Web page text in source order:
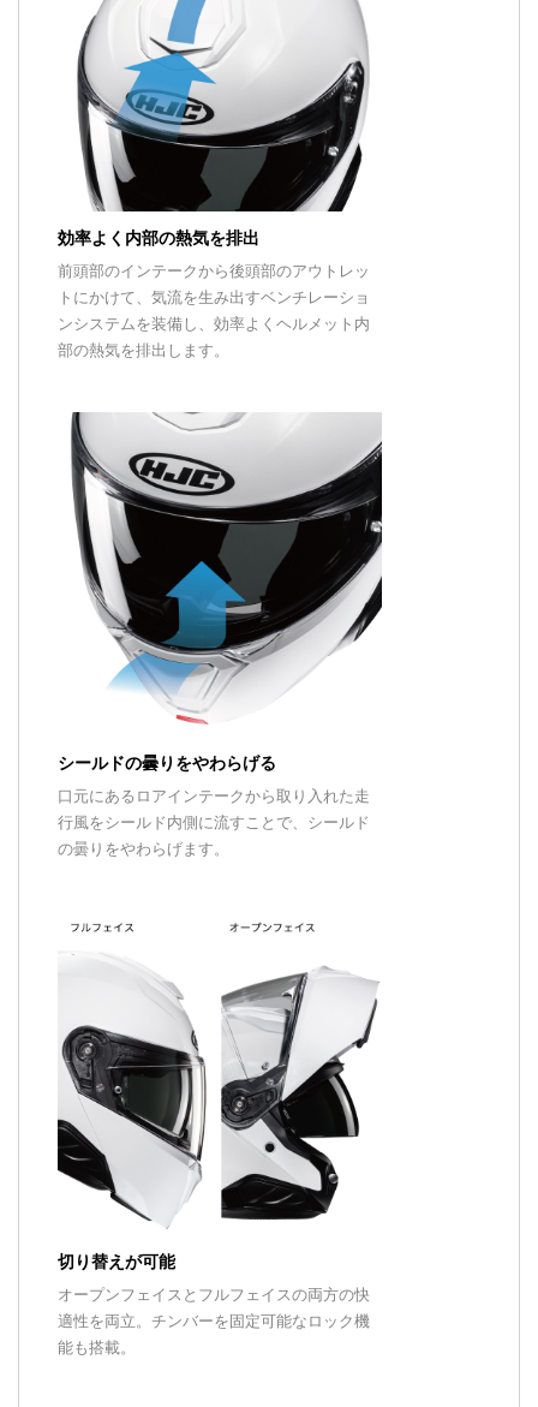
効率よく内部の熱気を排出
前頭部のインテークから後頭部のアウトレッ
トにかけて、気流を生み出すベンチレーショ
ンシステムを装備し、効率よくヘルメット内
部の熱気を排出します。
シールドの曇りをやわらげる
口元にあるロアインテークから取り入れた走
行風をシールド内側に流すことで、シールド
の曇りをやわらげます。
切り替えが可能
オープンフェイスとフルフェイスの両方の快
適性を両立。チンバーを固定可能なロック機
能も搭載。